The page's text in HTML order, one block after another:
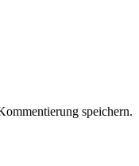
speichern.